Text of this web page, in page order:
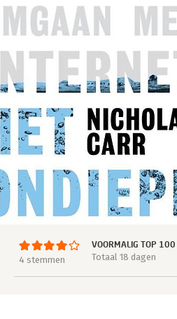
4 stemmen
VOORMALIG TOP 100
Totaal 18 dagen